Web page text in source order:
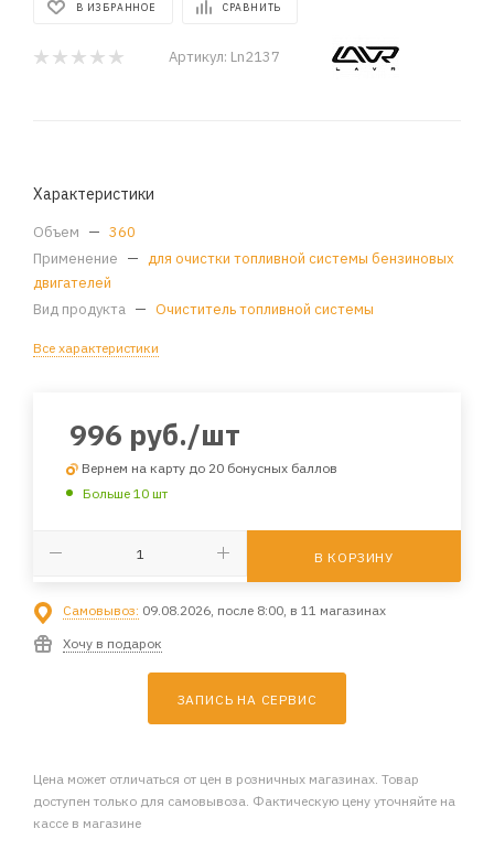
В ИЗБРАННОЕ СРАВНИТЬ
Артикул: Ln2137
Характеристики
Объем — 360
Применение — для очистки топливной системы бензиновых
двигателей
Вид продукта — Очиститель топливной системы
Все характеристики
996 руб./шт
Вернем на карту до 20 бонусных баллов
Больше 10 шт
В КОРЗИНУ
Самовывоз: 09.08.2026, после 8:00, в 11 магазинах
Хочу в подарок
ЗАПИСЬ НА СЕРВИС
Цена может отличаться от цен в розничных магазинах. Товар
доступен только для самовывоза. Фактическую цену уточняйте на
кассе в магазине